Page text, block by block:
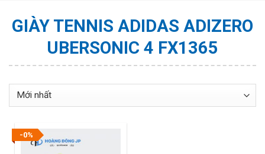
GIÀY TENNIS ADIDAS ADIZERO
UBERSONIC 4 FX1365
-0%